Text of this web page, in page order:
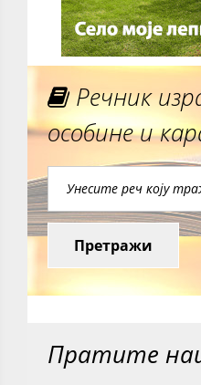
Речник
особине и
Претражи
Пратите